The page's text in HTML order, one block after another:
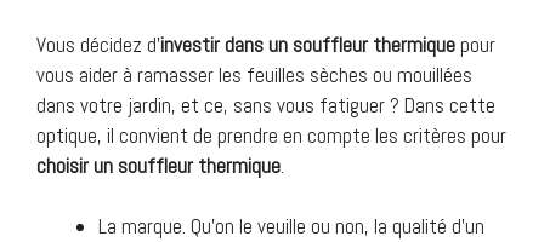
Vous décidez d’investir dans un souffleur thermique pour
vous aider à ramasser les feuilles sèches ou mouillées
dans votre jardin, et ce, sans vous fatiguer ? Dans cette
optique, il convient de prendre en compte les critères pour
choisir un souffleur thermique.
La marque. Qu’on le veuille ou non, la qualité d’un